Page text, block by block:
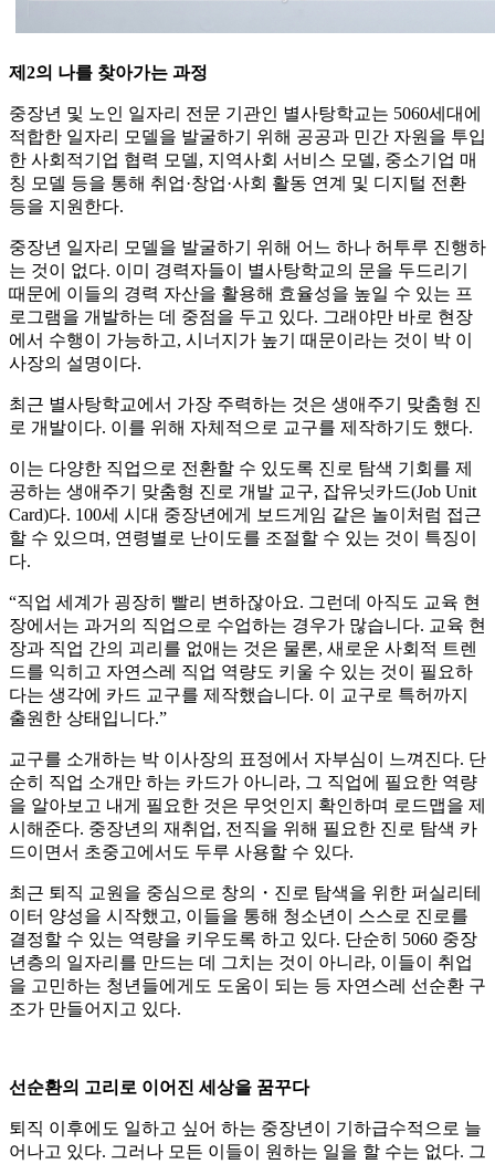
제2의 나를 찾아가는 과정
중장년 및 노인 일자리 전문 기관인 별사탕학교는 5060세대에
적합한 일자리 모델을 발굴하기 위해 공공과 민간 자원을 투입
한 사회적기업 협력 모델, 지역사회 서비스 모델, 중소기업 매
칭 모델 등을 통해 취업·창업·사회 활동 연계 및 디지털 전환
등을 지원한다.
중장년 일자리 모델을 발굴하기 위해 어느 하나 허투루 진행하
는 것이 없다. 이미 경력자들이 별사탕학교의 문을 두드리기
때문에 이들의 경력 자산을 활용해 효율성을 높일 수 있는 프
로그램을 개발하는 데 중점을 두고 있다. 그래야만 바로 현장
에서 수행이 가능하고, 시너지가 높기 때문이라는 것이 박 이
사장의 설명이다.
최근 별사탕학교에서 가장 주력하는 것은 생애주기 맞춤형 진
로 개발이다. 이를 위해 자체적으로 교구를 제작하기도 했다.
이는 다양한 직업으로 전환할 수 있도록 진로 탐색 기회를 제
공하는 생애주기 맞춤형 진로 개발 교구, 잡유닛카드(Job Unit
Card)다. 100세 시대 중장년에게 보드게임 같은 놀이처럼 접근
할 수 있으며, 연령별로 난이도를 조절할 수 있는 것이 특징이
다.
“직업 세계가 굉장히 빨리 변하잖아요. 그런데 아직도 교육 현
장에서는 과거의 직업으로 수업하는 경우가 많습니다. 교육 현
장과 직업 간의 괴리를 없애는 것은 물론, 새로운 사회적 트렌
드를 익히고 자연스레 직업 역량도 키울 수 있는 것이 필요하
다는 생각에 카드 교구를 제작했습니다. 이 교구로 특허까지
출원한 상태입니다.”
교구를 소개하는 박 이사장의 표정에서 자부심이 느껴진다. 단
순히 직업 소개만 하는 카드가 아니라, 그 직업에 필요한 역량
을 알아보고 내게 필요한 것은 무엇인지 확인하며 로드맵을 제
시해준다. 중장년의 재취업, 전직을 위해 필요한 진로 탐색 카
드이면서 초중고에서도 두루 사용할 수 있다.
최근 퇴직 교원을 중심으로 창의・진로 탐색을 위한 퍼실리테
이터 양성을 시작했고, 이들을 통해 청소년이 스스로 진로를
결정할 수 있는 역량을 키우도록 하고 있다. 단순히 5060 중장
년층의 일자리를 만드는 데 그치는 것이 아니라, 이들이 취업
을 고민하는 청년들에게도 도움이 되는 등 자연스레 선순환 구
조가 만들어지고 있다.
선순환의 고리로 이어진 세상을 꿈꾸다
퇴직 이후에도 일하고 싶어 하는 중장년이 기하급수적으로 늘
어나고 있다. 그러나 모든 이들이 원하는 일을 할 수는 없다. 그